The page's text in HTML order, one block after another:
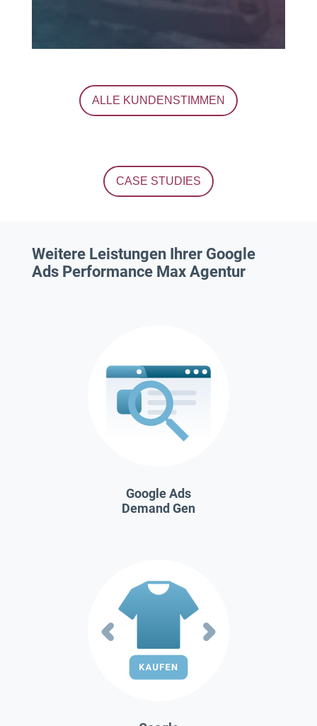
ALLE KUNDENSTIMMEN
CASE STUDIES
Weitere Leistungen Ihrer Google
Ads Performance Max Agentur
Google Ads
Demand Gen